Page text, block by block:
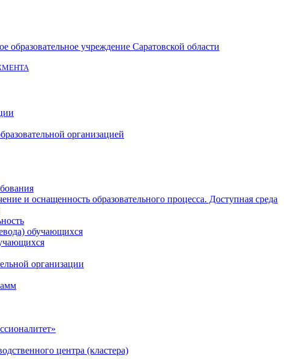
образовательное учреждение Саратовской области
организацией
и оснащенность образовательного процесса. Доступная среда
обучающихся
организации
центра (кластера)